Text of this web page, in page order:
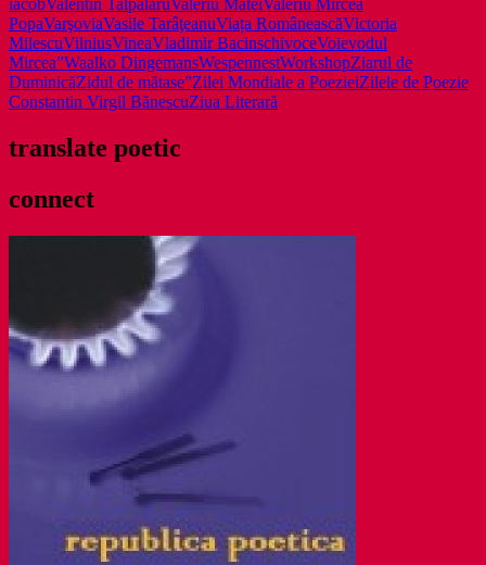
iacobValentin TalpalaruValeriu MateiValeriu Mircea
PopaVarşoviaVasile TarâţeanuViața RomâneascăVictoria
MilescuVilniusVineaVladimir BacinschivoceVoievodul
Mircea”Waalko DingemansWespennestWorkshopZiarul de
DuminicăZidul de mătase”Zilei Mondiale a PoezieiZilele de Poezie
Constantin Virgil BănescuZiua Literară
translate poetic
connect